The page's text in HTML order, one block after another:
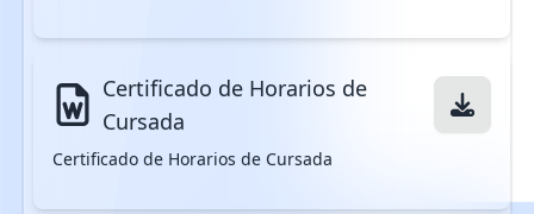
Certificado de Horarios de
Cursada
Certificado de Horarios de Cursada